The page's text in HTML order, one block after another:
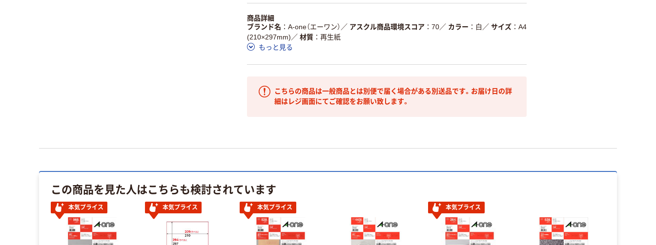
仕組
ている
削減
この商品の環境配慮ポイントです。詳しくはページ下部の商品詳細「
ア詳細／加点項目
商品詳細
ブランド名
A-one（エーワン） ／ アスクル商品環境スコア 70／ カラー 白 ／ サイズ
A4
(210×297mm) ／ 材質
再生紙
もっと見る
こちらの商品は一般商品とは別便で届く場合がある別送品です。お届け日の詳
細はレジ画面にてご確認をお願い致します。
この商品を見た人はこちらも検討されています
本気プライス 本気プライス 本気プライス 本気プライス